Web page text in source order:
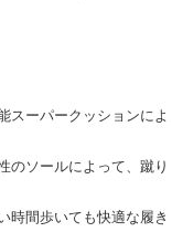
スーパークッションによ
のソールによって、蹴り
時間歩いても快適な履き